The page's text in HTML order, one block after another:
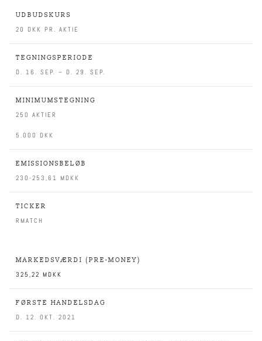
UDBUDSKURS
20 DKK PR. AKTIE
TEGNINGSPERIODE
D. 16. SEP. – D. 29. SEP.
MINIMUMSTEGNING
250 AKTIER
5.000 DKK
EMISSIONSBELØB
230-253,61 MDKK
TICKER
RMATCH
MARKEDSVÆRDI (PRE-MONEY)
325,22 MDKK
FØRSTE HANDELSDAG
D. 12. OKT. 2021